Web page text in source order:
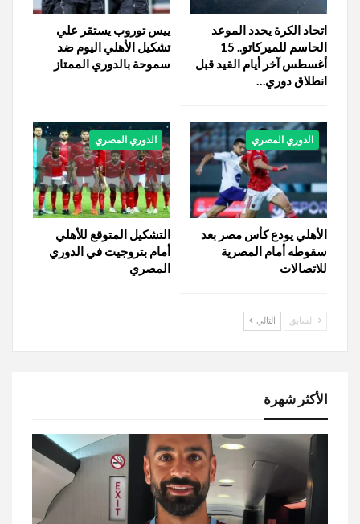
اتحاد الكرة يحدد الموعد
الحاسم للميركاتو.. 15
أغسطس آخر أيام القيد قبل
انطلاق دوري…
ييس توروب يستقر علي
تشكيل الأهلي اليوم ضد
سموحة بالدوري الممتاز
الدوري المصري
الأهلي يودع كأس مصر بعد
سقوطه أمام المصرية
للاتصالات
الدوري المصري
التشكيل المتوقع للأهلي
أمام بتروجيت في الدوري
المصري
السابق التالي
الأكثر شهرة